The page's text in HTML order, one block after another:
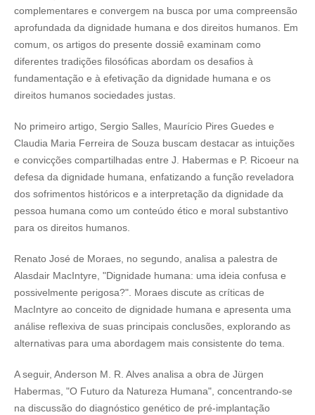
complementares e convergem na busca por uma compreensão
aprofundada da dignidade humana e dos direitos humanos. Em
comum, os artigos do presente dossiê examinam como
diferentes tradições filosóficas abordam os desafios à
fundamentação e à efetivação da dignidade humana e os
direitos humanos sociedades justas.
No primeiro artigo, Sergio Salles, Maurício Pires Guedes e
Claudia Maria Ferreira de Souza buscam destacar as intuições
e convicções compartilhadas entre J. Habermas e P. Ricoeur na
defesa da dignidade humana, enfatizando a função reveladora
dos sofrimentos históricos e a interpretação da dignidade da
pessoa humana como um conteúdo ético e moral substantivo
para os direitos humanos.
Renato José de Moraes, no segundo, analisa a palestra de
Alasdair MacIntyre, "Dignidade humana: uma ideia confusa e
possivelmente perigosa?". Moraes discute as críticas de
MacIntyre ao conceito de dignidade humana e apresenta uma
análise reflexiva de suas principais conclusões, explorando as
alternativas para uma abordagem mais consistente do tema.
A seguir, Anderson M. R. Alves analisa a obra de Jürgen
Habermas, "O Futuro da Natureza Humana", concentrando-se
na discussão do diagnóstico genético de pré-implantação